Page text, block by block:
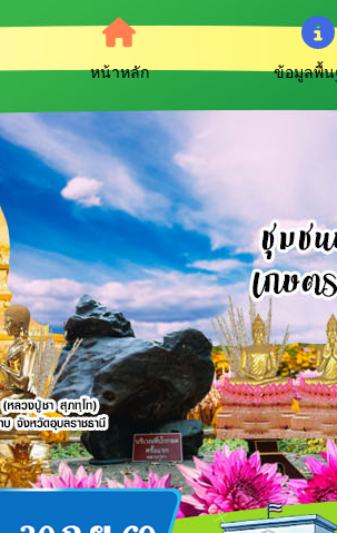
หน้าหลัก ข้อมูลพื้น